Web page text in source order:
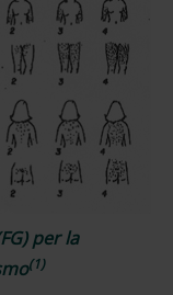
per la
(1)